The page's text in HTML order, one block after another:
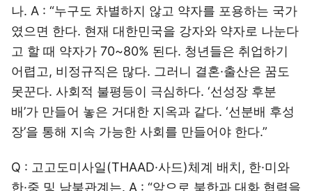
나. A : “누구도 차별하지 않고 약자를 포용하는 국가
였으면 한다. 현재 대한민국을 강자와 약자로 나눈다
고 할 때 약자가 70~80% 된다. 청년들은 취업하기
어렵고, 비정규직은 많다. 그러니 결혼·출산은 꿈도
못꾼다. 사회적 불평등이 극심하다. ‘선성장 후분
배’가 만들어 놓은 거대한 지옥과 같다. ‘선분배 후성
장’을 통해 지속 가능한 사회를 만들어야 한다.”
Q : 고고도미사일(THAAD·사드)체계 배치, 한·미와
한·중 및 남북관계는. A : “앞으로 북한과 대화 협력을